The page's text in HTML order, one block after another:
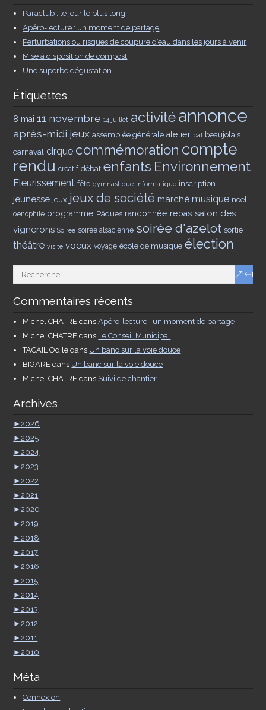
Paraclub : le jour le plus long
Apéro-lecture : un moment de partage
Perturbations ou risques de coupure d’eau dans les jours à venir
Mise à disposition de compost
Une superbe dégustation
Étiquettes
8 mai 11 novembre 14 juillet activitéannonce
après-midi jeux assemblée générale atelier bal beaujolais
carnaval cirque commémoration compte
rendu créatif débat enfants Environnement
Fleurissement fête gymnastique informatique inscription
jeunesse jeux jeux de société marché musique noël
oenophile programme Pâques randonnée repas salon des
vignerons Soirée soirée alsacienne soirée d'azelot sortie
théâtre visite voeux voyage école de musique élection
Commentaires récents
Michel CHATRE dansApéro-lecture : un moment de partage
Michel CHATRE dans Le Conseil Municipal
TACAIL Odile dans Un banc sur la voie douce
BIGARE dans Un banc sur la voie douce
Michel CHATRE dans Suivi de chantier
Archives
►2026
►2025
►2024
►2023
►2022
►2021
►2020
►2019
►2018
►2017
►2016
►2015
►2014
►2013
►2012
►2011
►2010
Méta
Connexion